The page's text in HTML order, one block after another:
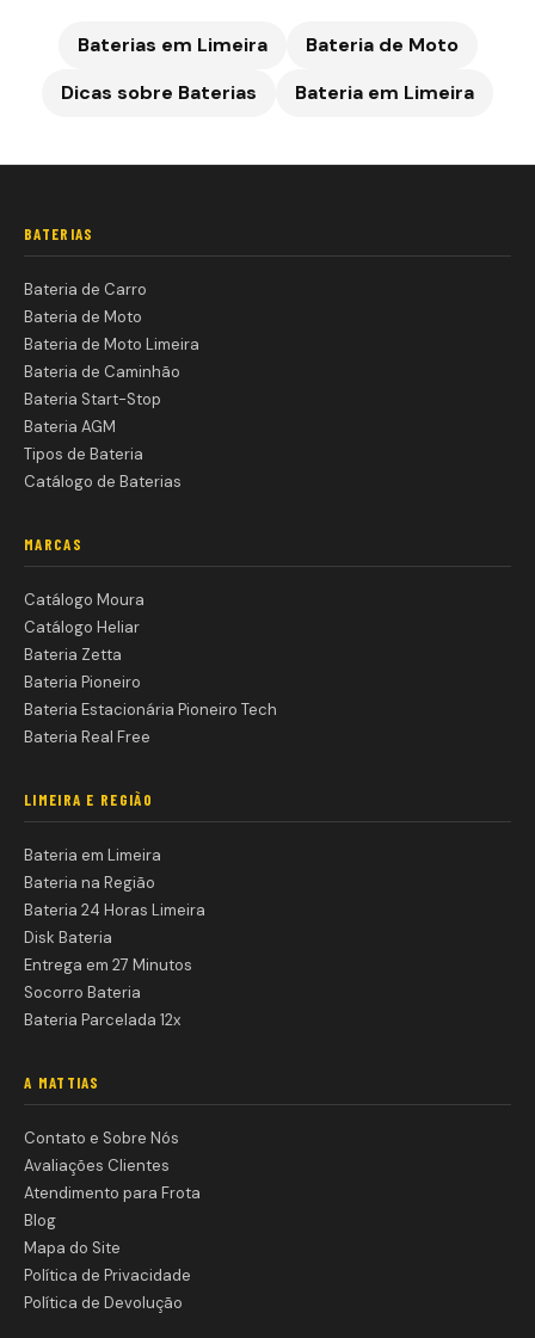
Baterias em Limeira
Bateria de Moto
Dicas sobre Baterias
Bateria em Limeira
BATERIAS
Bateria de Carro
Bateria de Moto
Bateria de Moto Limeira
Bateria de Caminhão
Bateria Start-Stop
Bateria AGM
Tipos de Bateria
Catálogo de Baterias
MARCAS
Catálogo Moura
Catálogo Heliar
Bateria Zetta
Bateria Pioneiro
Bateria Estacionária Pioneiro Tech
Bateria Real Free
LIMEIRA E REGIÃO
Bateria em Limeira
Bateria na Região
Bateria 24 Horas Limeira
Disk Bateria
Entrega em 27 Minutos
Socorro Bateria
Bateria Parcelada 12x
A MATTIAS
Contato e Sobre Nós
Avaliações Clientes
Atendimento para Frota
Blog
Mapa do Site
Política de Privacidade
Política de Devolução